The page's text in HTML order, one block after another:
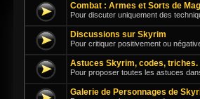
Combat : Armes et Sorts de
Pour discuter uniquement des
Discussions sur Skyrim
Pour critiquer positivement ou
Astuces Skyrim, codes, triches.
Pour proposer toutes les astuces
Galerie de Personnages de